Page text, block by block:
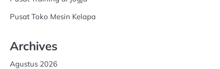
Pusat Toko Mesin Kelapa
Archives
Agustus 2026